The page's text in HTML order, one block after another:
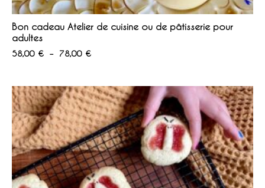
Bon cadeau Atelier de cuisine ou de pâtisserie pour
adultes
58,00 € – 78,00 €Plage
58,00 €
à
78,00 €